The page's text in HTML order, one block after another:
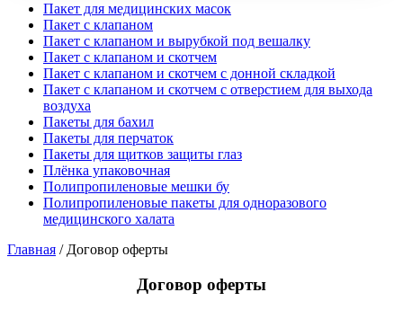
Пакет для медицинских масок
Пакет с клапаном
Пакет с клапаном и вырубкой под вешалку
Пакет с клапаном и скотчем
Пакет с клапаном и скотчем с донной складкой
Пакет с клапаном и скотчем с отверстием для выхода
воздуха
Пакеты для бахил
Пакеты для перчаток
Пакеты для щитков защиты глаз
Плёнка упаковочная
Полипропиленовые мешки бу
Полипропиленовые пакеты для одноразового
медицинского халата
Главная /Договор оферты
Договор оферты